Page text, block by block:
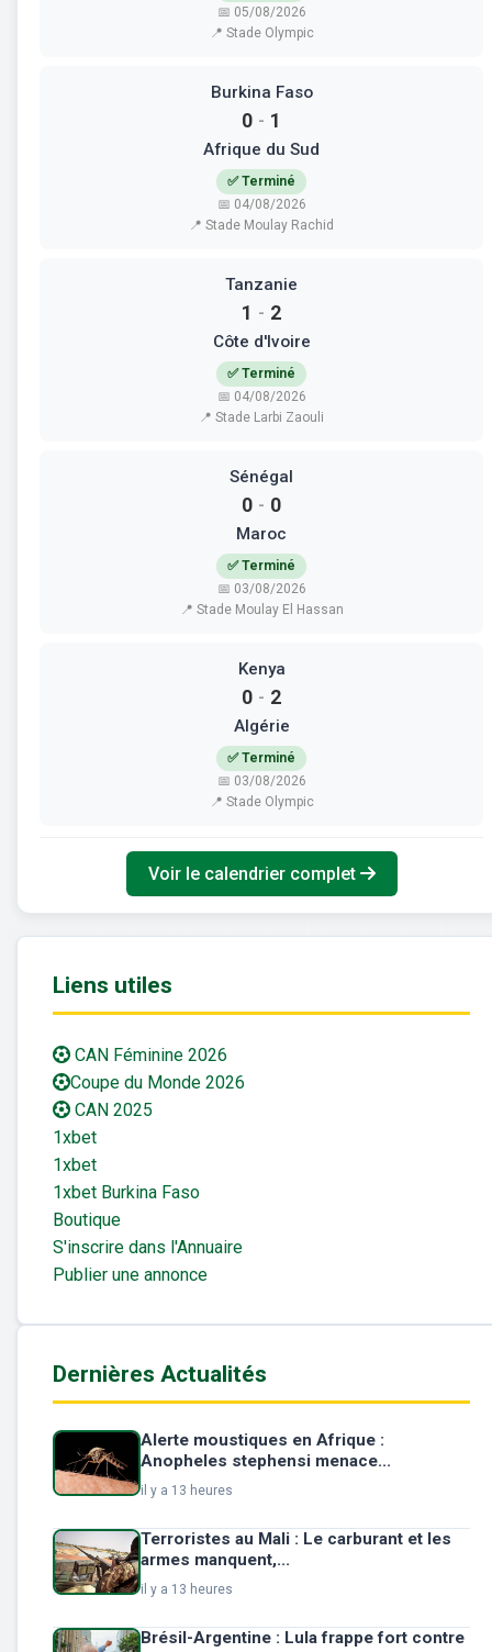
📅 05/08/2026
📍 Stade Olympic
Burkina Faso
0 - 1
Afrique du Sud
✅ Terminé
📅 04/08/2026
📍 Stade Moulay Rachid
Tanzanie
1 - 2
Côte d'Ivoire
✅ Terminé
📅 04/08/2026
📍 Stade Larbi Zaouli
Sénégal
0 - 0
Maroc
✅ Terminé
📅 03/08/2026
📍 Stade Moulay El Hassan
Kenya
0 - 2
Algérie
✅ Terminé
📅 03/08/2026
📍 Stade Olympic
Voir le calendrier complet
Liens utiles
CAN Féminine 2026
Coupe du Monde 2026
CAN 2025
1xbet
1xbet
1xbet Burkina Faso
Boutique
S'inscrire dans l'Annuaire
Publier une annonce
Dernières Actualités
Alerte moustiques en Afrique :
Anopheles stephensi menace...
il y a 13 heures
Terroristes au Mali : Le carburant et les
armes manquent,...
il y a 13 heures
Brésil-Argentine : Lula frappe fort contre